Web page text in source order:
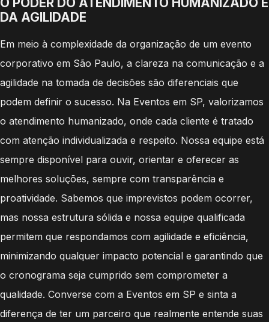
DA AGILIDADE
Em meio à complexidade da organização de um evento
corporativo em São Paulo, a clareza na comunicação e a
agilidade na tomada de decisões são diferenciais que
podem definir o sucesso. Na Eventos em SP, valorizamos
o atendimento humanizado, onde cada cliente é tratado
com atenção individualizada e respeito. Nossa equipe está
sempre disponível para ouvir, orientar e oferecer as
melhores soluções, sempre com transparência e
proatividade. Sabemos que imprevistos podem ocorrer,
mas nossa estrutura sólida e nossa equipe qualificada
permitem que respondamos com agilidade e eficiência,
minimizando qualquer impacto potencial e garantindo que
o cronograma seja cumprido sem comprometer a
qualidade. Converse com a Eventos em SP e sinta a
diferença de ter um parceiro que realmente entende suas